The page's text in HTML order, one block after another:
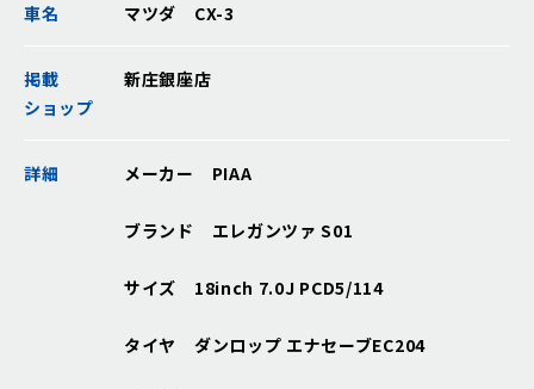
車名 マツダ CX-3
掲載
ショップ
新庄銀座店
詳細 メーカー PIAA
ブランド エレガンツァ S01
サイズ 18inch 7.0J PCD5/114
タイヤ ダンロップ エナセーブEC204